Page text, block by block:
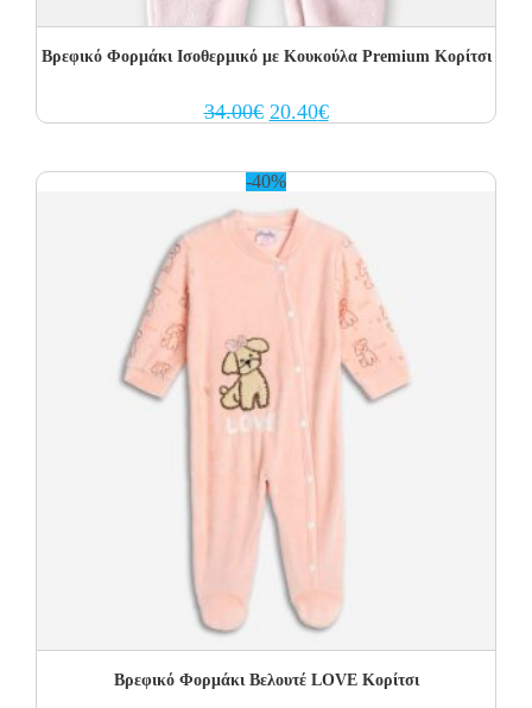
Βρεφικό Φορμάκι Ισοθερμικό με Kουκούλα Premium Κορίτσι
34.00€ Original
price
20.40€Current
price
-40%
Βρεφικό Φορμάκι Βελουτέ LOVE Κορίτσι